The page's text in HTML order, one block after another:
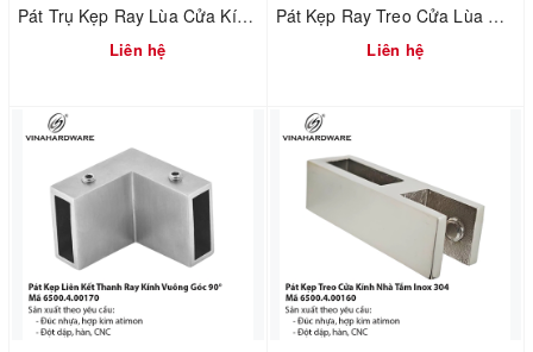
Pát Trụ Kẹp Ray Lùa Cửa Kính Inox 304 – Mã 6500.4.00120
Liên hệ
Pát Kẹp Ray Treo Cửa Lùa Kính Inox 304 – Mã 6500.4.00180
Liên hệ